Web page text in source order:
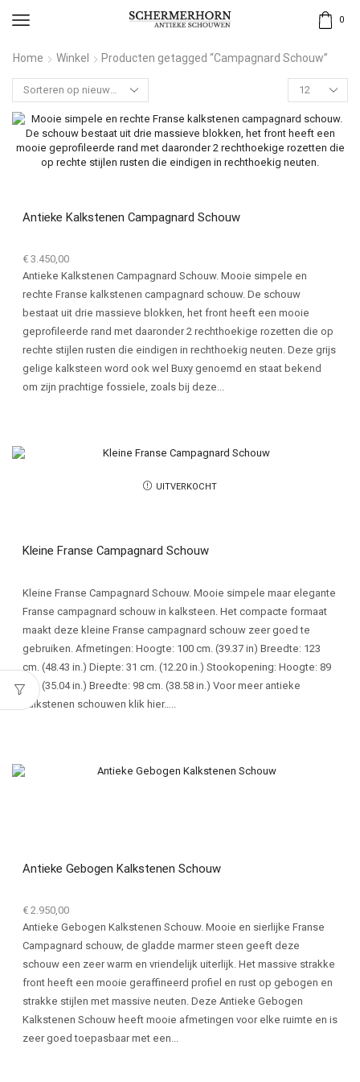
0
Home Winkel Producten getagged “Campagnard Schouw”
Antieke Kalkstenen Campagnard Schouw
€ 3.450,00
Antieke Kalkstenen Campagnard Schouw. Mooie simpele en
rechte Franse kalkstenen campagnard schouw. De schouw
bestaat uit drie massieve blokken, het front heeft een mooie
geprofileerde rand met daaronder 2 rechthoekige rozetten die op
rechte stijlen rusten die eindigen in rechthoekig neuten. Deze grijs
gelige kalksteen word ook wel Buxy genoemd en staat bekend
om zijn prachtige fossiele, zoals bij deze...
UITVERKOCHT
Kleine Franse Campagnard Schouw
Kleine Franse Campagnard Schouw. Mooie simpele maar elegante
Franse campagnard schouw in kalksteen. Het compacte formaat
maakt deze kleine Franse campagnard schouw zeer goed te
gebruiken. Afmetingen: Hoogte: 100 cm. (39.37 in) Breedte: 123
cm. (48.43 in.) Diepte: 31 cm. (12.20 in.) Stookopening: Hoogte: 89
cm. (35.04 in.) Breedte: 98 cm. (38.58 in.) Voor meer antieke
kalkstenen schouwen klik hier…..
Antieke Gebogen Kalkstenen Schouw
€ 2.950,00
Antieke Gebogen Kalkstenen Schouw. Mooie en sierlijke Franse
Campagnard schouw, de gladde marmer steen geeft deze
schouw een zeer warm en vriendelijk uiterlijk. Het massive strakke
front heeft een mooie geraffineerd profiel en rust op gebogen en
strakke stijlen met massive neuten. Deze Antieke Gebogen
Kalkstenen Schouw heeft mooie afmetingen voor elke ruimte en is
zeer goed toepasbaar met een...